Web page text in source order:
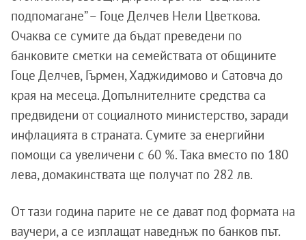
подпомагане” – Гоце Делчев Нели Цветкова.
Очаква се сумите да бъдат преведени по
банковите сметки на семействата от общините
Гоце Делчев, Гърмен, Хаджидимово и Сатовча до
края на месеца. Допълнителните средства са
предвидени от социалното министерство, заради
инфлацията в страната. Сумите за енергийни
помощи са увеличени с 60 %. Така вместо по 180
лева, домакинствата ще получат по 282 лв.
От тази година парите не се дават под формата на
ваучери, а се изплащат наведнъж по банков път.